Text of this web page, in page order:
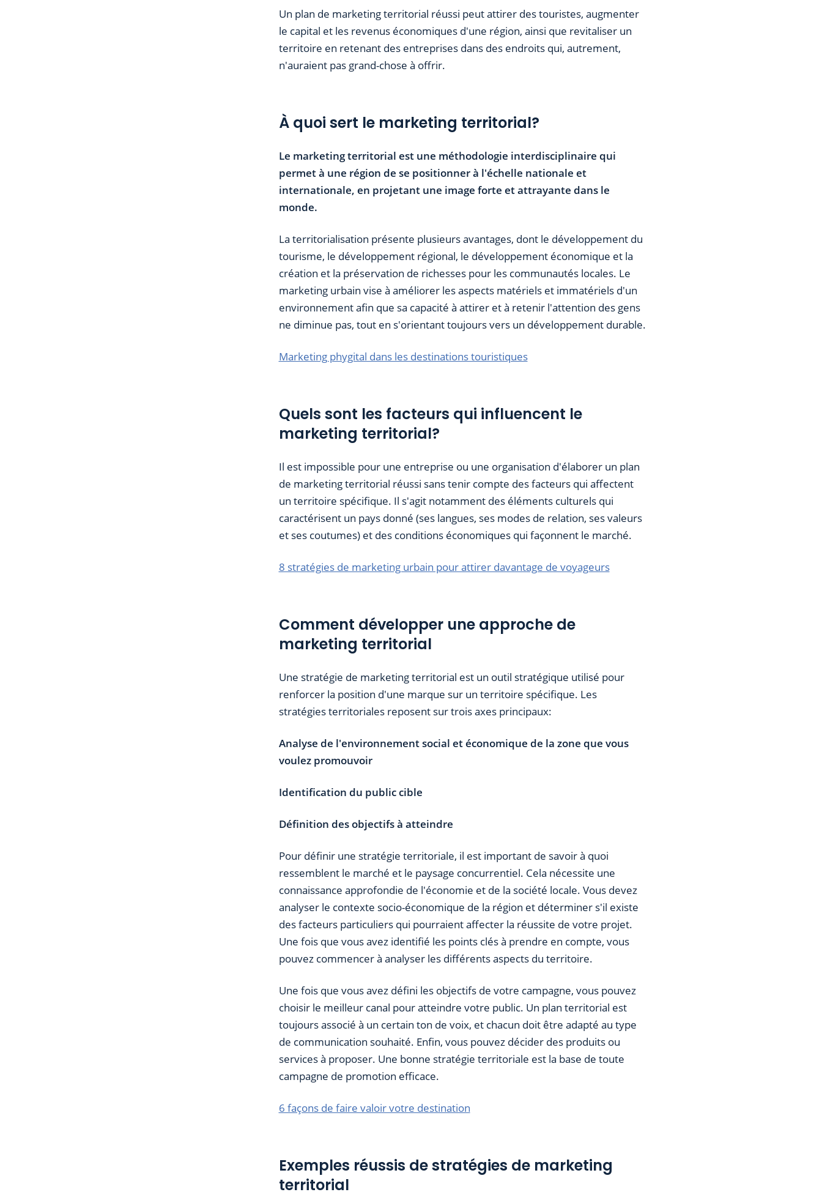
Un plan de marketing territorial réussi peut attirer des touristes, augmenter
le capital et les revenus économiques d'une région, ainsi que revitaliser un
territoire en retenant des entreprises dans des endroits qui, autrement,
n'auraient pas grand-chose à offrir.
À quoi sert le marketing territorial?
Le marketing territorial est une méthodologie interdisciplinaire qui
permet à une région de se positionner à l'échelle nationale et
internationale, en projetant une image forte et attrayante dans le
monde.
La territorialisation présente plusieurs avantages, dont le développement du
tourisme, le développement régional, le développement économique et la
création et la préservation de richesses pour les communautés locales. Le
marketing urbain vise à améliorer les aspects matériels et immatériels d'un
environnement afin que sa capacité à attirer et à retenir l'attention des gens
ne diminue pas, tout en s'orientant toujours vers un développement durable.
Marketing phygital dans les destinations touristiques
Quels sont les facteurs qui influencent le
marketing territorial?
Il est impossible pour une entreprise ou une organisation d'élaborer un plan
de marketing territorial réussi sans tenir compte des facteurs qui affectent
un territoire spécifique. Il s'agit notamment des éléments culturels qui
caractérisent un pays donné (ses langues, ses modes de relation, ses valeurs
et ses coutumes) et des conditions économiques qui façonnent le marché.
8 stratégies de marketing urbain pour attirer davantage de voyageurs
Comment développer une approche de
marketing territorial
Une stratégie de marketing territorial est un outil stratégique utilisé pour
renforcer la position d'une marque sur un territoire spécifique. Les
stratégies territoriales reposent sur trois axes principaux:
Analyse de l'environnement social et économique de la zone que vous
voulez promouvoir
Identification du public cible
Définition des objectifs à atteindre
Pour définir une stratégie territoriale, il est important de savoir à quoi
ressemblent le marché et le paysage concurrentiel. Cela nécessite une
connaissance approfondie de l'économie et de la société locale. Vous devez
analyser le contexte socio-économique de la région et déterminer s'il existe
des facteurs particuliers qui pourraient affecter la réussite de votre projet.
Une fois que vous avez identifié les points clés à prendre en compte, vous
pouvez commencer à analyser les différents aspects du territoire.
Une fois que vous avez défini les objectifs de votre campagne, vous pouvez
choisir le meilleur canal pour atteindre votre public. Un plan territorial est
toujours associé à un certain ton de voix, et chacun doit être adapté au type
de communication souhaité. Enfin, vous pouvez décider des produits ou
services à proposer. Une bonne stratégie territoriale est la base de toute
campagne de promotion efficace.
6 façons de faire valoir votre destination
Exemples réussis de stratégies de marketing
territorial